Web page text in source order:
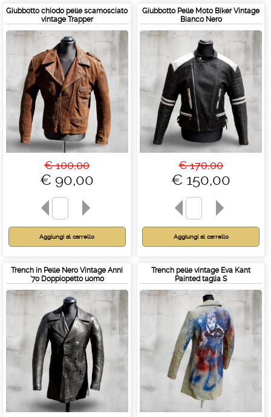
Giubbotto chiodo pelle scamosciato
vintage Trapper
€ 100,00
€ 90,00
Giubbotto Pelle Moto Biker Vintage
Bianco Nero
€ 170,00
€ 150,00
Trench in Pelle Nero Vintage Anni
'70 Doppiopetto uomo
Trench pelle vintage Eva Kant
Painted taglia S